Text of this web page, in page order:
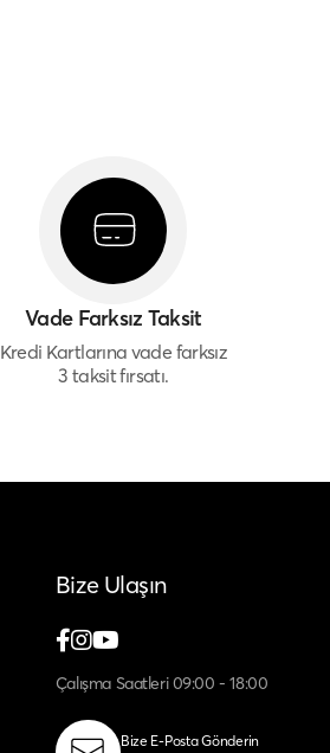
Vade Farksız Taksit
Kredi Kartlarına vade farksız
3 taksit fırsatı.
Bize Ulaşın
Çalışma Saatleri 09:00 - 18:00
Bize E-Posta Gönderin